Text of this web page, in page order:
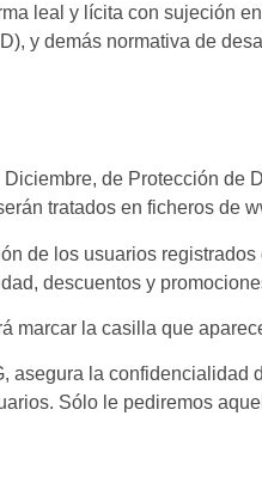
leal y lícita con sujeción
y demás normativa de
de Protección
tratados en ficheros de
de los usuarios
descuentos y
marcar la casilla que
asegura la
Sólo le pediremos